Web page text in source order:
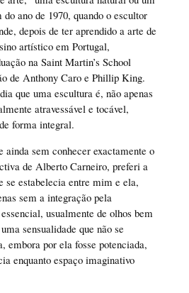
ano de 1970, quando o escultor
depois de ter aprendido a arte de
artístico em Portugal,
na Saint Martin’s School
de Anthony Caro e Phillip King.
que uma escultura é, não apenas
atravessável e tocável,
forma integral.
sem conhecer exactamente o
de Alberto Carneiro, preferi a
se estabelecia entre mim e ela,
sem a integração pela
usualmente de olhos bem
sensualidade que não se
embora por ela fosse potenciada,
enquanto espaço imaginativo